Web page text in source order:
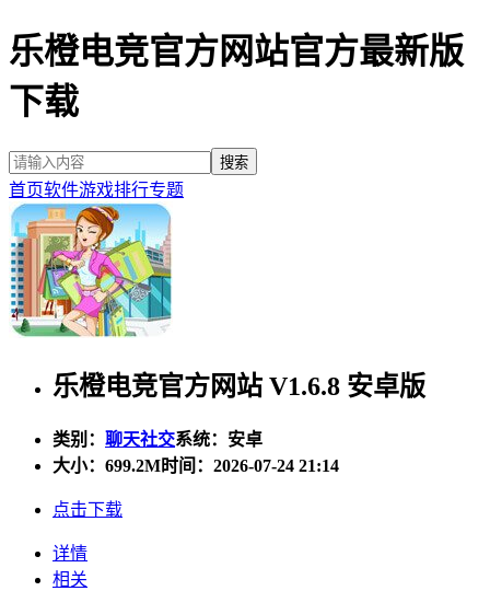
乐橙电竞官方网站官方最新版
下载
首页软件游戏排行专题
乐橙电竞官方网站 V1.6.8 安卓版
类别： 聊天社交系统：安卓
大小： 699.2M时间：2026-07-24 21:14
点击下载
详情
相关